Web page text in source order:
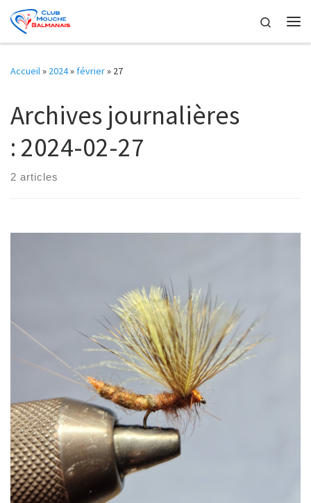
Skip to content
Search
Accueil» 2024»février» 27
Archives journalières
: 2024-02-27
2 articles